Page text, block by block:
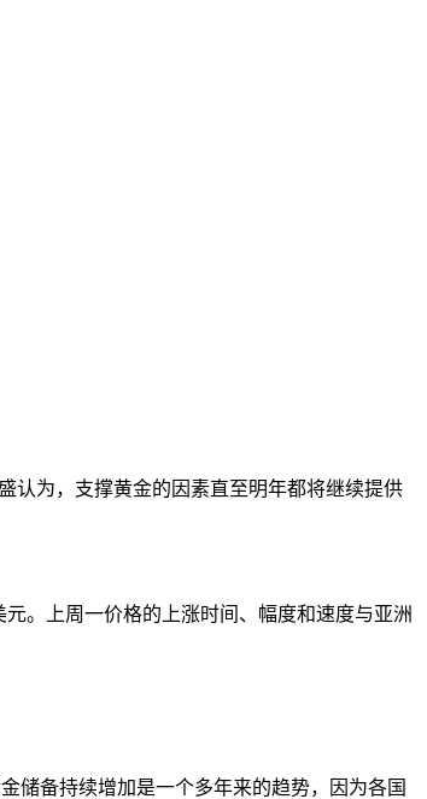
认为，支撑黄金的因素直至明年都将继续提供
。上周一价格的上涨时间、幅度和速度与亚洲
储备持续增加是一个多年来的趋势，因为各国